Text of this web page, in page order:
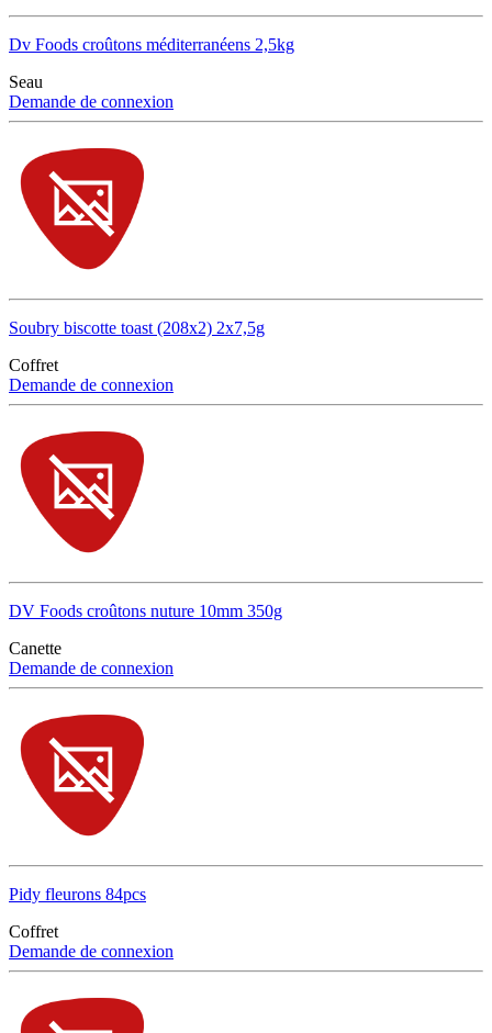
Dv Foods croûtons méditerranéens 2,5kg
Seau
Demande de connexion
Soubry biscotte toast (208x2) 2x7,5g
Coffret
Demande de connexion
DV Foods croûtons nuture 10mm 350g
Canette
Demande de connexion
Pidy fleurons 84pcs
Coffret
Demande de connexion